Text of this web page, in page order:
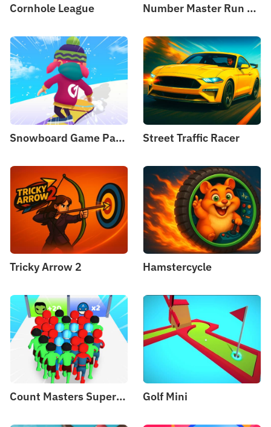
Cornhole League Number Master Run And Merge
Snowboard Game​ Party Street Traffic Racer
Tricky Arrow 2 Hamstercycle
Count Masters Superhero Golf Mini